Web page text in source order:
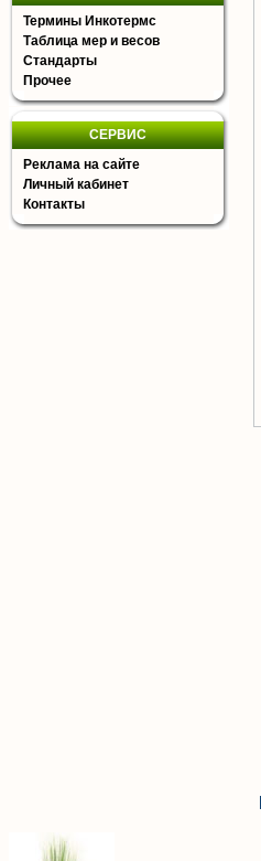
Термины Инкотермс
Таблица мер и весов
Стандарты
Прочее
СЕРВИС
Реклама на сайте
Личный кабинет
Контакты